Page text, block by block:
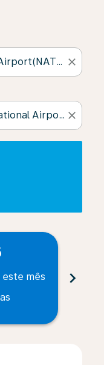
close
close
mês
chevron_right